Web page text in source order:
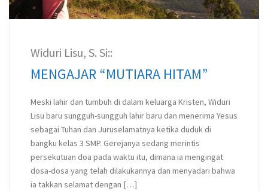
Widuri Lisu, S. Si::
MENGAJAR “MUTIARA HITAM”
Meski lahir dan tumbuh di dalam keluarga Kristen, Widuri
Lisu baru sungguh-sungguh lahir baru dan menerima Yesus
sebagai Tuhan dan Juruselamatnya ketika duduk di
bangku kelas 3 SMP. Gerejanya sedang merintis
persekutuan doa pada waktu itu, dimana ia mengingat
dosa-dosa yang telah dilakukannya dan menyadari bahwa
ia takkan selamat dengan […]